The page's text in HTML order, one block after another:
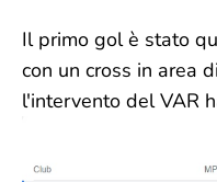
Il primo gol è stato
con un cross in area
l'intervento del VAR